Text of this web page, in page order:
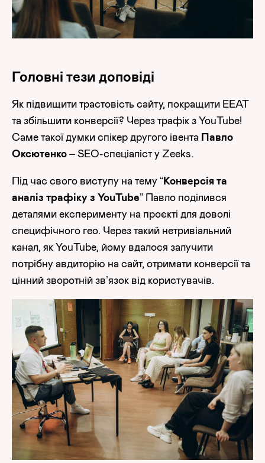
Головні тези доповіді
Як підвищити трастовість сайту, покращити EEAT
та збільшити конверсії? Через трафік з YouTube!
Саме такої думки спікер другого івента Павло
Оксютенко– SEO-спеціаліст у Zeeks.
Під час свого виступу на тему “Конверсія та
аналіз трафіку з YouTube” Павло поділився
деталями експерименту на проєкті для доволі
специфічного гео. Через такий нетривіальний
канал, як YouTube, йому вдалося залучити
потрібну авдиторію на сайт, отримати конверсії та
цінний зворотній зв’язок від користувачів.